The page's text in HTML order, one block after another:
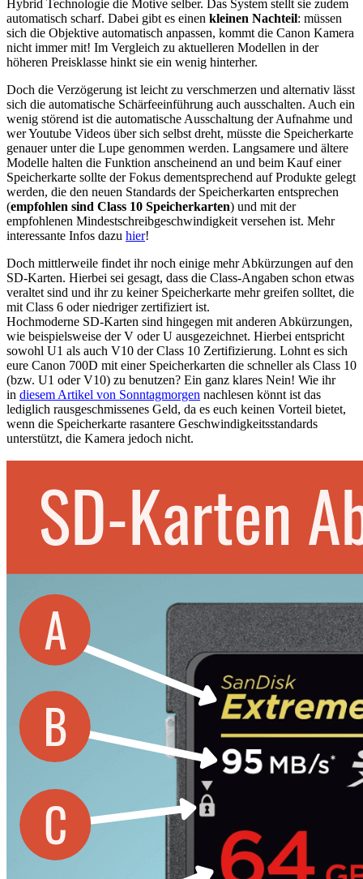
Hybrid Technologie die Motive selber. Das System stellt sie zudem
automatisch scharf. Dabei gibt es einen kleinen Nachteil: müssen
sich die Objektive automatisch anpassen, kommt die Canon Kamera
nicht immer mit! Im Vergleich zu aktuelleren Modellen in der
höheren Preisklasse hinkt sie ein wenig hinterher.
Doch die Verzögerung ist leicht zu verschmerzen und alternativ lässt
sich die automatische Schärfeeinführung auch ausschalten. Auch ein
wenig störend ist die automatische Ausschaltung der Aufnahme und
wer Youtube Videos über sich selbst dreht, müsste die Speicherkarte
genauer unter die Lupe genommen werden. Langsamere und ältere
Modelle halten die Funktion anscheinend an und beim Kauf einer
Speicherkarte sollte der Fokus dementsprechend auf Produkte gelegt
werden, die den neuen Standards der Speicherkarten entsprechen
(empfohlen sind Class 10 Speicherkarten) und mit der
empfohlenen Mindestschreibgeschwindigkeit versehen ist. Mehr
interessante Infos dazu hier!
Doch mittlerweile findet ihr noch einige mehr Abkürzungen auf den
SD-Karten. Hierbei sei gesagt, dass die Class-Angaben schon etwas
veraltet sind und ihr zu keiner Speicherkarte mehr greifen solltet, die
mit Class 6 oder niedriger zertifiziert ist.
Hochmoderne SD-Karten sind hingegen mit anderen Abkürzungen,
wie beispielsweise der V oder U ausgezeichnet. Hierbei entspricht
sowohl U1 als auch V10 der Class 10 Zertifizierung. Lohnt es sich
eure Canon 700D mit einer Speicherkarten die schneller als Class 10
(bzw. U1 oder V10) zu benutzen? Ein ganz klares Nein! Wie ihr
in diesem Artikel von Sonntagmorgen nachlesen könnt ist das
lediglich rausgeschmissenes Geld, da es euch keinen Vorteil bietet,
wenn die Speicherkarte rasantere Geschwindigkeitsstandards
unterstützt, die Kamera jedoch nicht.